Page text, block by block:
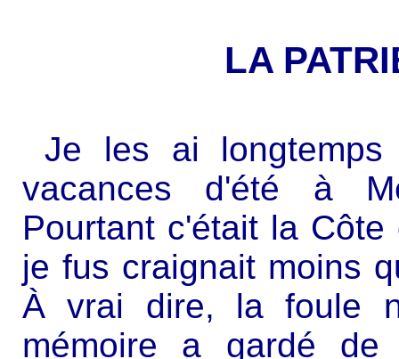
LA
Je les ai
vacances d'été à
Pourtant c'était la
je fus craignait moins
À vrai dire, la foule
mémoire a gardé de